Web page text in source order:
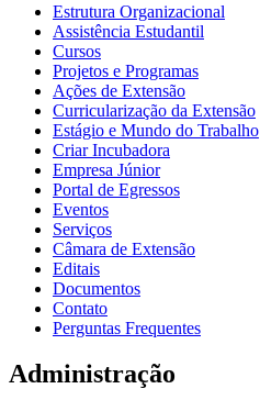
Estrutura Organizacional
Assistência Estudantil
Cursos
Projetos e Programas
Ações de Extensão
Curricularização da Extensão
Estágio e Mundo do Trabalho
Criar Incubadora
Empresa Júnior
Portal de Egressos
Eventos
Serviços
Câmara de Extensão
Editais
Documentos
Contato
Perguntas Frequentes
Administração